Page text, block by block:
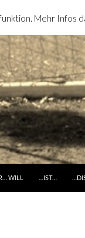
WILL …IST…
Mehr Infos